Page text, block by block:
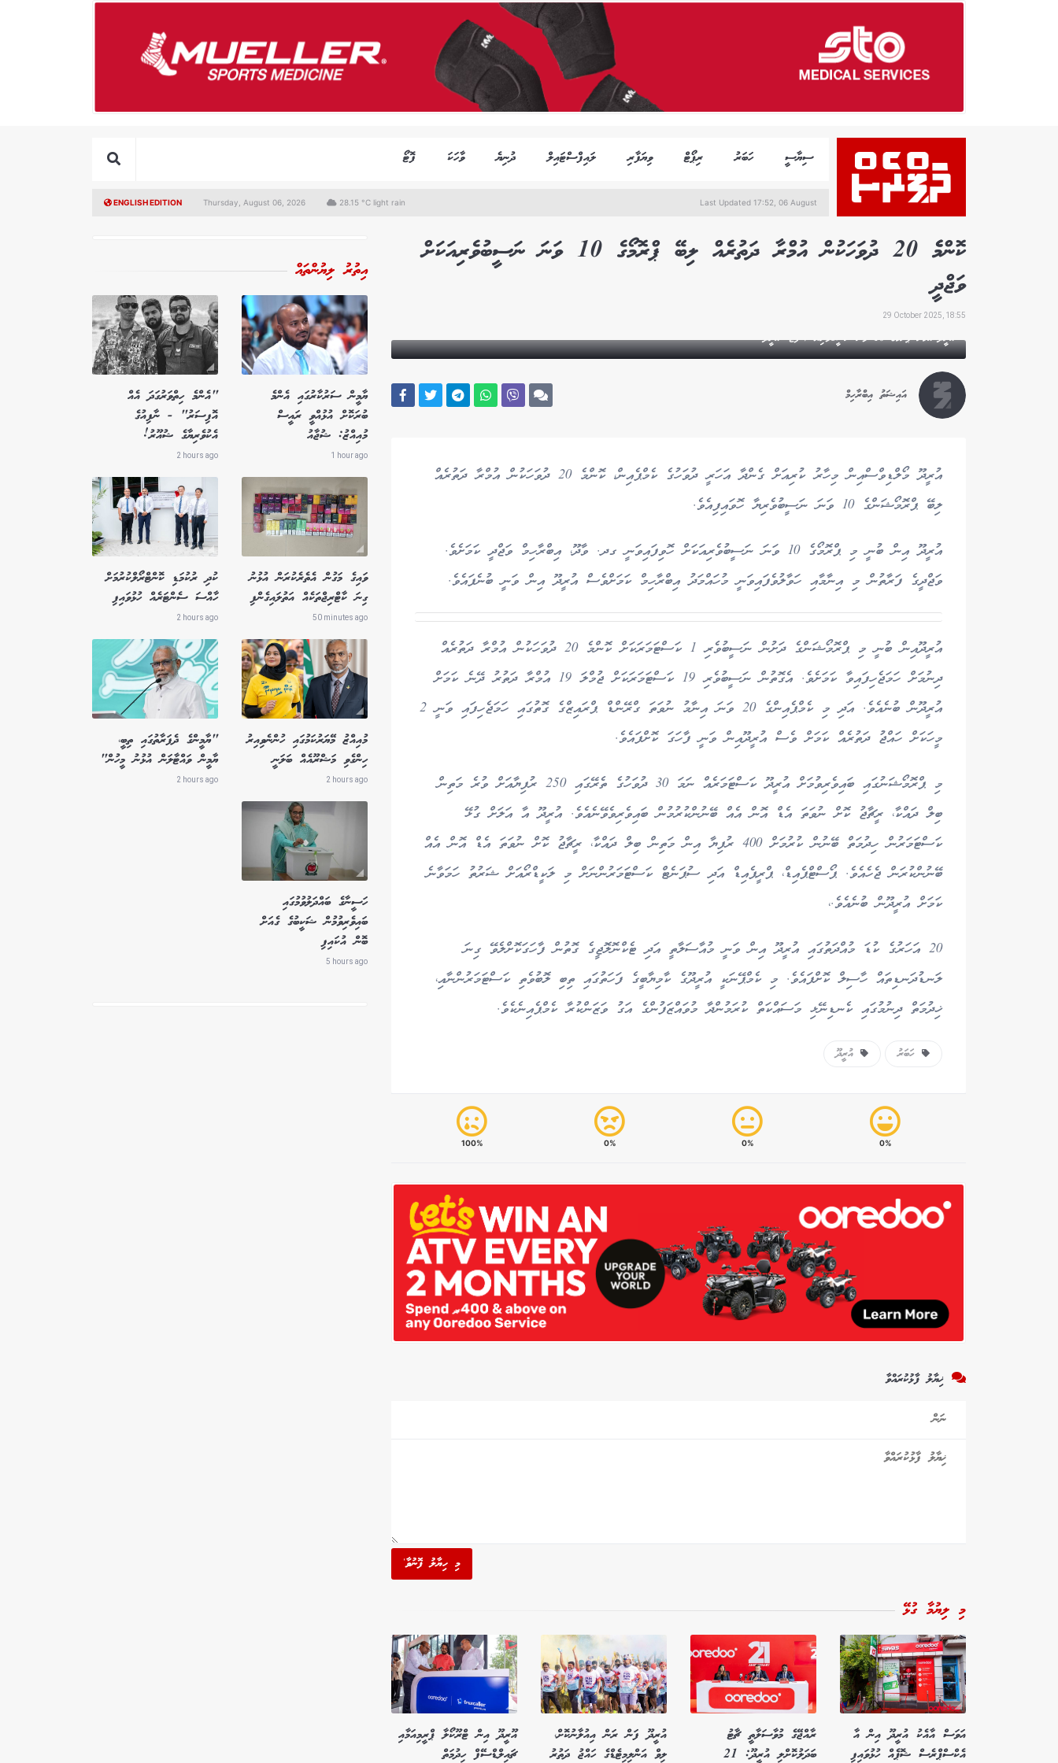
ސިޔާސީ ހަބަރު ރިޕޯޓް ވިޔަފާރި ލައިފްސްޓައިލް ދުނިޔެ ވާހަކަ ފޮޓޯ
ENGLISH EDITION Thursday, August 06, 2026 28.15 °C light rain Last Updated 17:52, 06 August
ކޮންމެެ 20 ދުވަހަކުން އުމްރާ ދަތުރެއް ލިބޭ ޕްރޮމޯގެ 10 ވަނަ ނަސީބުވެރިއަކަށް
ވަޖްދީ
29 October 2025, 18:55
އުރީދޫ އުމްރާ ޕްރޮމޯގެ 10 ވަނަ ނަސީބުވެރިޔާ / ފޮޓޯ: އުރީދޫ
އައިޝަތު އިބްރާހިމް
އުރީދޫ މޯލްޑިވްސްއިން މިހާރު ކުރިއަށް ގެންދާ އަހަރީ ދުވަހުގެ ކެމްޕެއިން، ކޮންމެ 20 ދުވަހަކުން އުމްރާ ދަތުރެއް
ލިބޭ ޕްރޮމޯޝަންގެ 10 ވަނަ ނަސީބުވެރިޔާ ހޮވައިފިއެވެ.
އުރީދޫ އިން ބުނީ މި ޕްރޮމޯގެ 10 ވަނަ ނަސީބުވެރިއަކަށް ހޮވިފައިވަނީ ގދ. ވާދޫ، އިބްރާހިމް ވަޖްދީ ކަމަށެވެ.
ވަޖްދީގެ ފަރާތުން މި އިނާމާއި ހަވާލުވެފައިވަނީ މުހައްމަދު އިބްރާހިމް ކަމަށްވެސް އުރީދޫ އިން ވަނީ ބުނެފައެވެ.
އުރީދޫއިން ބުނީ މި ޕްރޮމޯޝަންގެ ދަށުން ނަސީބުވެރި 1 ކަސްޓަމަރަކަށް ކޮންމެ 20 ދުވަހަކުން އުމްރާ ދަތުރެއް
ދިނުމަށް ހަމަޖެހިފައިވާ ކަމަށެވެ. އެގޮތުން ނަސީބުވެރި 19 ކަސްޓަމަރަކަށް ޖުމްލަ 19 އުމްރާ ދަތުރު ދޭނެ ކަމަށް
އުރީދޫން ބުނެއެވެ. އަދި މި ކެމްޕެއިންގެ 20 ވަނަ އިނާމު ނުވަތަ ގްރޭންޑް ޕްރައިޒްގެ ގޮތުގައި ހަމަޖެހިފައި ވަނީ 2
މީހަކަށް ހައްޖު ދަތުރެއް ކަމަށް ވެސް އުރީދޫއިން ވަނީ ފާހަގަ ކޮށްފައެވެ.
މި ޕްރޮމޯޝަނުގައި ބައިވެރިވުމަށް އުރީދޫ ކަސްޓަމަރެއް ނަމަ 30 ދުވަހުގެ ތެރޭގައި 250 ރުފިޔާއަށް ވުރެ މަތިން
ބިލް ދައްކާ، ރީޗާޖު ކޮށް ނުވަތަ އެޑް އޮން އެއް ބޭނުންކުރުމުން ބައިވެރިވެވޭނެއެވެ. އުރީދޫ އާ އަލަށް ގުޅޭ
ކަސްޓަމަރުން ހިދުމަތް ބޭނުން ކުރުމަށް 400 ރުފިޔާ އިން މަތިން ބިލް ދައްކާ، ރީޗާޖު ކޮށް ނުވަތަ އެޑް އޮން އެއް
ބޭނުންކުރަން ޖެހެއެވެ. ޕޯސްޓްޕެއިޑް، ޕްރީޕެއިޑް އަދި ސުޕަނެޓް ކަސްޓަމަރުންނަށް މި ލަކީޑްރޯއަށް ޝަރުތު ހަމަވާނެ
ކަމަށް އުރީދޫން ބުނެއެވެ.،
20 އަހަރުގެ ކުޑަ މުއްދަތުގައި އުރީދޫ އިން ވަނީ މުއާސަލާތީ އަދި ޓެކްނޮލޮޖީގެ ގޮތުން ފާހަގަކޮށްލެވޭ ގިނަ
ލަނޑުދަނޑިތައް ހާސިލް ކޮށްފައެވެ. މި ކެމްޕޭނަކީ އުރީދޫގެ ކާމިޔާބީގެ ފަހަތުގައި ތިބި ލޮބުވެތި ކަސްޓަމަރުންނާއި،
ޚިދުމަތް ދިނުމުގައި ކެނޑިނޭޅި މަސައްކަތް ކުރަމުންދާ މުވައްޒަފުންގެ އަގު ވަޒަންކުރާ ކެމްޕެއިނެކެވެ.
ހަބަރު އުރީދޫ
0%
0%
0%
100%
ޚިޔާލު ފާޅުކުރައްވާ
މި ހިޔާލު ފޮނުވާ'
މި ލިޔުމާ ގުޅޭ
އަވަސް އާއެކު އުރީދޫ އިން އާ
އެކްސްޕްރެސް ޝޮޕެއް ހުޅުވައިފި
ރާއްޖޭގެ މުވާސަލާތީ ޗާޓު
ބަދަލުކޮށްލި އުރީދޫ: 21
އުރީދޫ ފަން ރަން އިއުލާނުކޮށް،
ލިވް އަންލިމިޓެޑްގެ ހައްޖު ދަތުރު
އޫރީދޫ އިން ޓްރޫކޯލާ ޕްރީމިއަމާއި
ޗައިލްޑްސޭފް ހިދުމަތް
އިތުރު ލިޔުންތައް
ޔާމީން ސަރުކާރުގައި އެންމެ
ބުރަކޮށް އުޅުއްވީ ރައީސް
މުއިއްޒު: ޝުޖާއު
1 hour ago
"އެންމެ ހިތްވަރުގަދަ އެއް
އޮފިސަރު" - ނާފިއުގެ
އެކުވެރިޔާގެ ޝުއޫރު!
2 hours ago
ވައިގެ މަގުން އެތެރެކުރަން އުޅުނު
ގިނަ ކާޓްރިޖްތަކެއް އަތުލައިގެންފި
50 minutes ago
ކުދި ރުކުމަޑި ކޮންޓްރޯލްކުރުމަށް
ހާއްސަ ސެންޓަރެއް ހުޅުވައިފި
2 hours ago
މުއިއްޒު މޭޔަރުކަމުގައި ހުންނެވިއިރު
ހިންގެވި މަޝްރޫއެއް ބަލަނީ
2 hours ago
"ޔާމީންގެ ދެފަރާތުގައި ތިބީ،
ޔާމީން ވައްޓާލަން އުޅުނު މީހުން"
2 hours ago
ހަސީނާގެ ބައްދަލުވުމުގައި
ބައިވެރިވުމުން ޝަކީބުގެ ގެއަށް
ބޮން އުކައިފި
5 hours ago